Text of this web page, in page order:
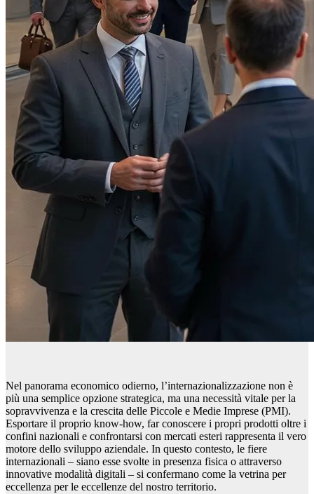
Nel panorama economico odierno, l’internazionalizzazione non è
più una semplice opzione strategica, ma una necessità vitale per la
sopravvivenza e la crescita delle Piccole e Medie Imprese (PMI).
Esportare il proprio know-how, far conoscere i propri prodotti oltre i
confini nazionali e confrontarsi con mercati esteri rappresenta il vero
motore dello sviluppo aziendale. In questo contesto, le fiere
internazionali – siano esse svolte in presenza fisica o attraverso
innovative modalità digitali – si confermano come la vetrina per
eccellenza per le eccellenze del nostro territorio.